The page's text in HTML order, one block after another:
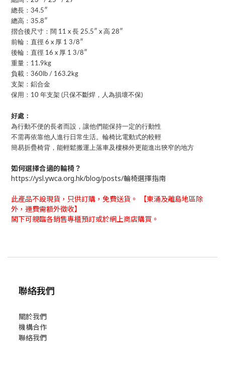
總長：34.5″
總高：35.8″
摺合後尺寸：闊 11 x 長 25.5″ x 高 28″
前輪：直徑 6 x 厚 1 3/8″
後輪：直徑 16 x 厚 1 3/8″
重量：11.9kg
負載：360lb / 163.2kg
支架：鋁合金
保用：10 年支架 (只保不斷焊，人為損壞不保)
好處：
為行動不便的長者而設，讓他們能保持一定的行動性
不需再依靠他人進行日常生活。輪椅比電動式的較輕
簡易折疊椅背，能輕鬆搬運上落車及樓梯外更能進出狹窄的地方
如何選擇合適的輪椅？
https://ysl.ywca.org.hk/blog/posts/輪椅選擇指南
此產品不設現貨，只供訂購，免費送貨。 【東涌及離島地區除
外，運費需額外徵收】
閣下可親臨各銷售專櫃預訂或於網上商店購買。
聯絡我們
關於我們
機構合作
聯絡我們